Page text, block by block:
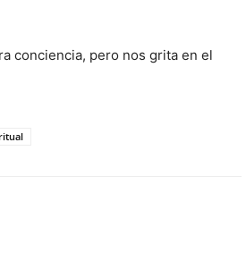
conciencia, pero nos grita en el